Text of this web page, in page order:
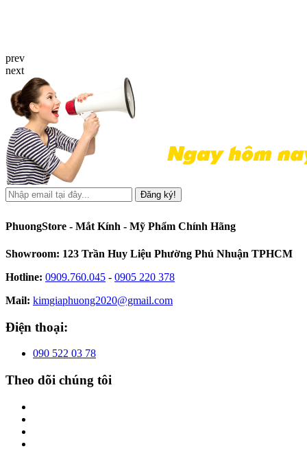
prev
next
Đăng ký!
PhuongStore - Mắt Kính - Mỹ Phẩm Chính Hãng
Showroom: 123 Trần Huy Liệu Phường Phú Nhuận TPHCM
Hotline: 0909.760.045 - 0905 220 378
Mail: kimgiaphuong2020@gmail.com
Điện thoại:
090 522 03 78
Theo dõi chúng tôi